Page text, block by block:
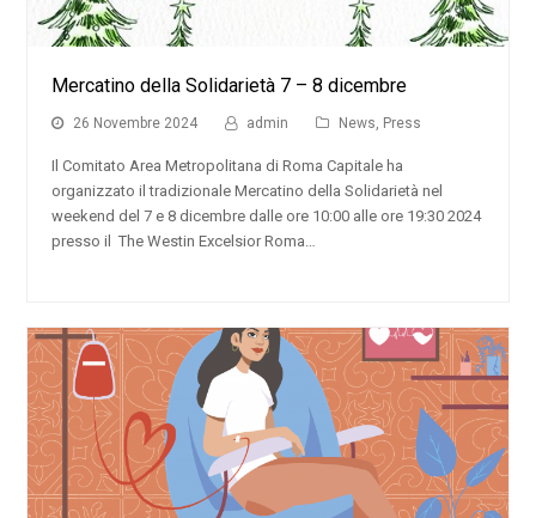
Mercatino della Solidarietà 7 – 8 dicembre
26 Novembre 2024 admin News Press
Il Comitato Area Metropolitana di Roma Capitale ha
organizzato il tradizionale Mercatino della Solidarietà nel
weekend del 7 e 8 dicembre dalle ore 10:00 alle ore 19:30 2024
presso il The Westin Excelsior Roma…